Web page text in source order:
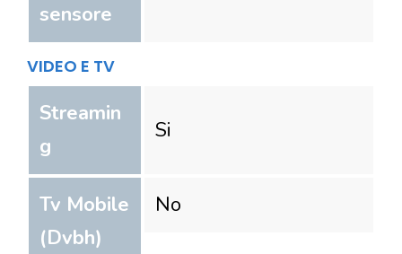
sensore
VIDEO E TV
Streamin
g
Si
Tv Mobile
(Dvbh)
No